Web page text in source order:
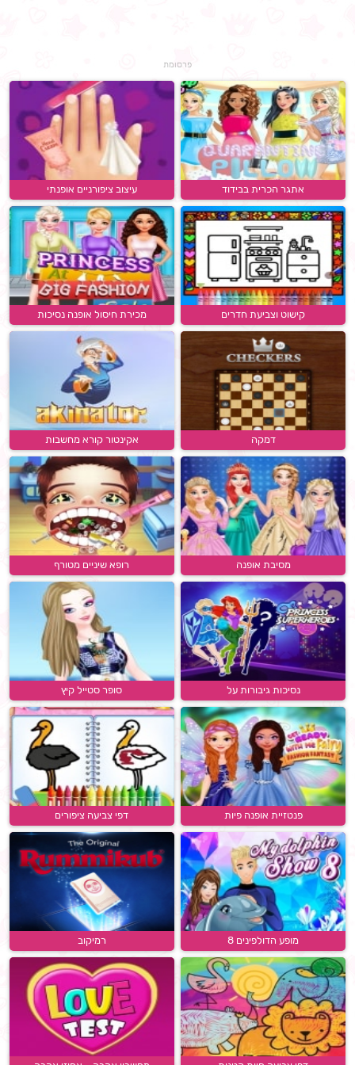
פרסומת
אתגר הכרית בבידוד עיצוב ציפורניים אופנתי
קישוט וצביעת חדרים מכירת חיסול אופנה נסיכות
דמקה אקינטור קורא מחשבות
מסיבת אופנה רופא שיניים מטורף
נסיכות גיבורות על סופר סטייל קיץ
פנטזיית אופנה פיות דפי צביעה ציפורים
מופע הדולפינים 8 רמיקוב